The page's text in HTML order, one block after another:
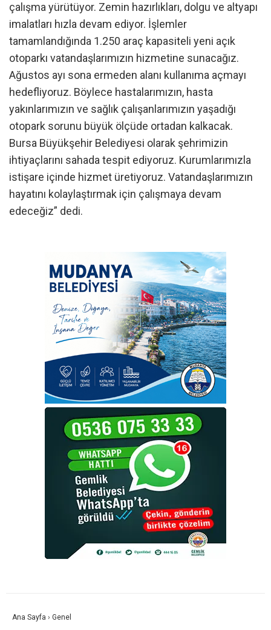
çalışma yürütüyor. Zemin hazırlıkları, dolgu ve altyapı
imalatları hızla devam ediyor. İşlemler
tamamlandığında 1.250 araç kapasiteli yeni açık
otoparkı vatandaşlarımızın hizmetine sunacağız.
Ağustos ayı sona ermeden alanı kullanıma açmayı
hedefliyoruz. Böylece hastalarımızın, hasta
yakınlarımızın ve sağlık çalışanlarımızın yaşadığı
otopark sorunu büyük ölçüde ortadan kalkacak.
Bursa Büyükşehir Belediyesi olarak şehrimizin
ihtiyaçlarını sahada tespit ediyoruz. Kurumlarımızla
istişare içinde hizmet üretiyoruz. Vatandaşlarımızın
hayatını kolaylaştırmak için çalışmaya devam
edeceğiz” dedi.
Ana Sayfa › Genel